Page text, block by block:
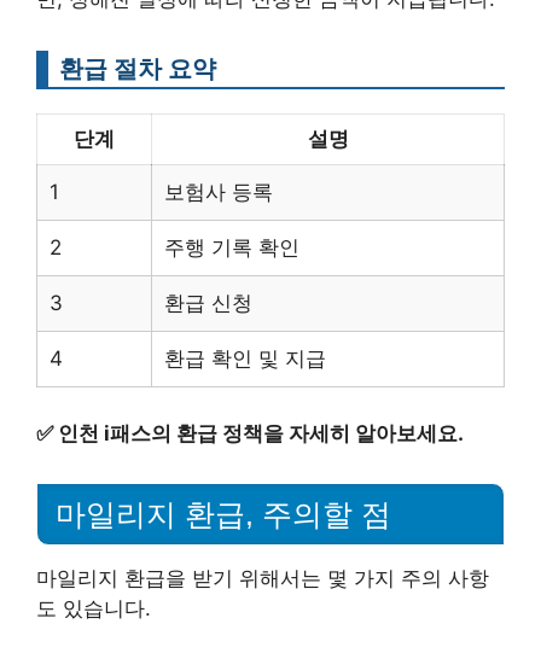
환급 절차 요약
단계 설명
1 보험사 등록
2 주행 기록 확인
3 환급 신청
4 환급 확인 및 지급
✅ 인천 i패스의 환급 정책을 자세히 알아보세요.
마일리지 환급, 주의할 점
마일리지 환급을 받기 위해서는 몇 가지 주의 사항
도 있습니다.